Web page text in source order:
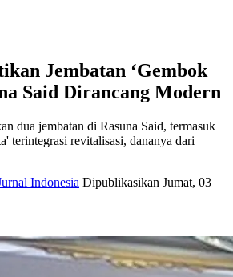
Jembatan ‘Gembok
Said Dirancang Modern
dua jembatan di Rasuna Said, termasuk
terintegrasi revitalisasi, dananya dari
Indonesia Dipublikasikan Jumat, 03